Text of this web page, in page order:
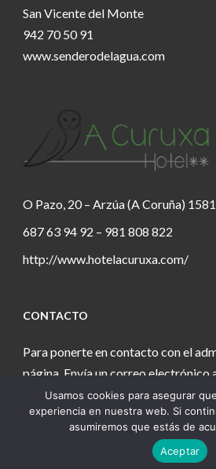
San Vicente del Monte
942 70 50 91
www.senderodelagua.com
O Pazo, 20 – Arzúa (A Coruña)
687 63 94 92 – 981 808 822
http://www.hotelacuruxa.com/
CONTACTO
Para ponerte en contacto con el
página. Envía un correo electrónico
estanochetecuento@gmail.com
Usamos cookies para asegurar
experiencia en nuestra web. Si
asumiremos que estás de
Aceptar